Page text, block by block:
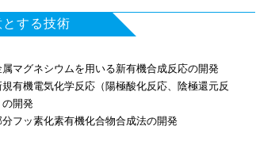
とする技術
属マグネシウムを用いる新有機合成反応の開発
規有機電気化学反応（陽極酸化反応、陰極還元反
の開発
分フッ素化素有機化合物合成法の開発